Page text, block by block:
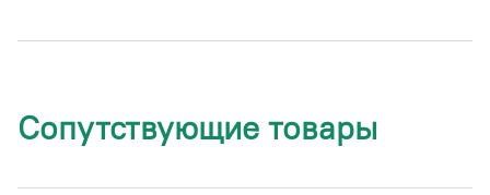
Сопутствующие товары